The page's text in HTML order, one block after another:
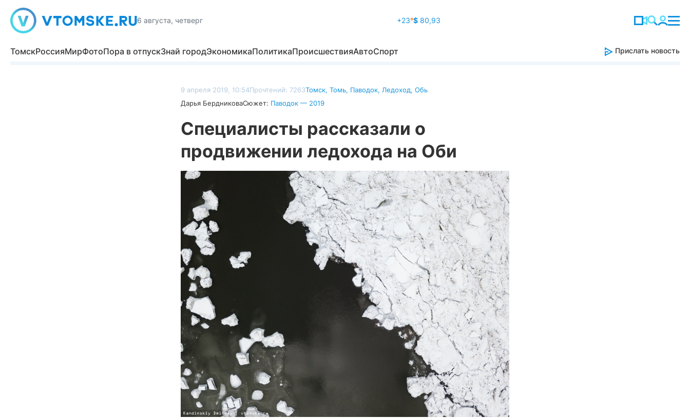
6 августа, четверг +23°$80,93
ТомскРоссияМирФотоПора в отпускЗнай городЭкономикаПолитикаПроисшествияАвтоСпорт Прислать новость
9 апреля 2019, 10:54Прочтений: 7263Томск, Томь, Паводок, Ледоход, Обь
Дарья БердниковаСюжет: Паводок — 2019
Специалисты рассказали о
продвижении ледохода на Оби